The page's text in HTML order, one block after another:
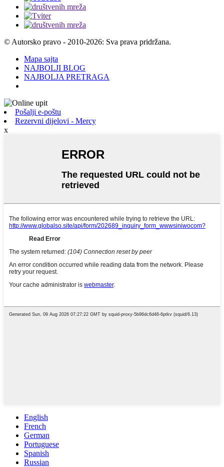
© Autorsko pravo - 2010-2026: Sva prava pridržana.
Mapa sajta
NAJBOLJI BLOG
NAJBOLJA PRETRAGA
Pošalji e-poštu
Rezervni dijelovi - Mercy
x
English
French
German
Portuguese
Spanish
Russian